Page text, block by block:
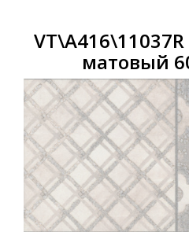
матовый